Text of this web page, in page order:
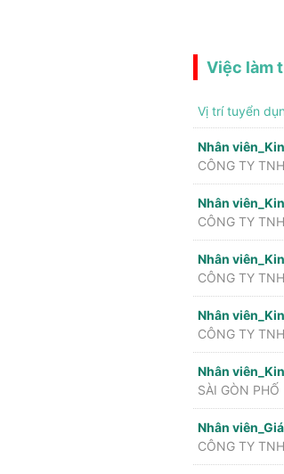
Việc làm
Vị trí tuyển
Nhân
CÔNG TY
Nhân
CÔNG TY
Nhân
CÔNG TY
Nhân
CÔNG TY
Nhân
SÀI GÒN PHỐ
Nhân
CÔNG TY